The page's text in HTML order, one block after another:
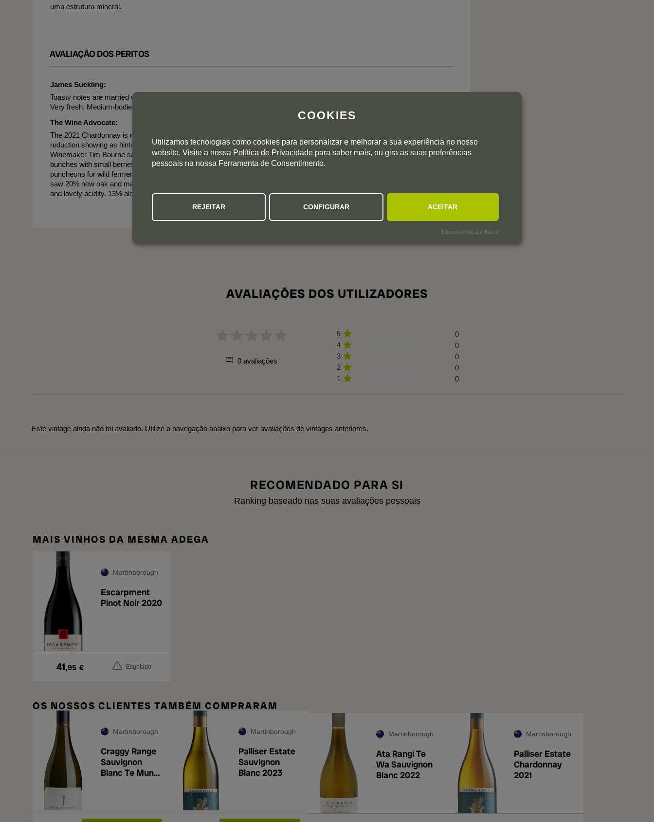
uma estrutura mineral.
AVALIAÇÃO DOS PERITOS
James Suckling:
Toasty notes are married with lime, peach, ginger snaps and salted focaccia. Nicely textured with vibrant acidity.
Very fresh. Medium-bodied, sleek and elegant. Drink now. Screw cap.
The Wine Advocate:
The 2021 Chardonnay is rambunctious and concentrated, with curry leaf and brine, salted yellow peach and flinty
reduction showing as hints of graphite/struck match on the nose. The 2021 season experienced poor flowering.
Winemaker Tim Bourne says it was "drizzly, rainy and cold," so the fruit didn't set so well. There were small
bunches with small berries and not a lot of yield, but it was great quality. After direct pressing, it went into
puncheons for wild ferment, then left on lees, with a "fair bit of malic acid retained in 2021—two grams," says Tim. It
saw 20% new oak and matured for 11 months prior to bottling. This is an obvious wine with loads of intense flavor
and lovely acidity. 13% alcohol, sealed under screw cap.
AVALIAÇÕES DOS UTILIZADORES
0 avaliações
5
0
4
0
3
0
2
0
1
0
Este vintage ainda não foi avaliado. Utilize a navegação abaixo para ver avaliações de vintages anteriores.
RECOMENDADO PARA SI
Ranking baseado nas suas avaliações pessoais
MAIS VINHOS DA MESMA ADEGA
Martinborough
Escarpment
Pinot Noir 2020
41,95 € Esgotado
OS NOSSOS CLIENTES TAMBÉM COMPRARAM
Martinborough
Craggy Range
Sauvignon
Blanc Te Muna
Martinborough
Palliser Estate
Sauvignon
Blanc 2023
Martinborough
Ata Rangi Te
Wa Sauvignon
Blanc 2022
Martinborough
Palliser Estate
Chardonnay
2021
COOKIES
Utilizamos tecnologias como cookies para personalizar e melhorar a sua experiência no nosso
website. Visite a nossa Política de Privacidade para saber mais, ou gira as suas preferências
pessoais na nossa Ferramenta de Consentimento.
REJEITAR CONFIGURAR ACEITAR
Desenvolvido por Klaro!